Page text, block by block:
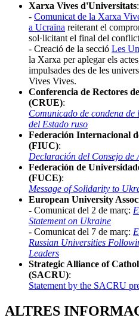
Xarxa Vives d'Universitats:
- Comunicat de la Xarxa
a Ucraïna reiterant el
sol·licitant el final del
- Creació de la secció Les
la Xarxa per aplegar els
impulsades des de les
Vives Vives.
Conferencia de Rectores
(CRUE):
Comunicado de condena
del Estado ruso
Federación Internacional
(FIUC):
Declaración del Consejo
Federación de
(FUCE):
Message of Solidarity to
European University
- Comunicat del 2 de març:
Statement on Ukraine
- Comunicat del 7 de març:
Russian Universities
Leaders
Strategic Alliance of
(SACRU):
Statement by the SACRU
ALTRES